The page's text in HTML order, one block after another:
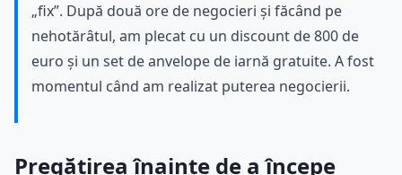
„fix”. După două ore de negocieri și făcând pe
nehotărâtul, am plecat cu un discount de 800 de
euro și un set de anvelope de iarnă gratuite. A fost
momentul când am realizat puterea negocierii.
Pregătirea înainte de a începe